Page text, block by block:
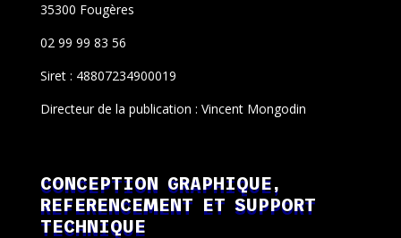
35300 Fougères
02 99 99 83 56
Siret : 48807234900019
Directeur de la publication : Vincent Mongodin
CONCEPTION GRAPHIQUE,
REFERENCEMENT ET SUPPORT
TECHNIQUE